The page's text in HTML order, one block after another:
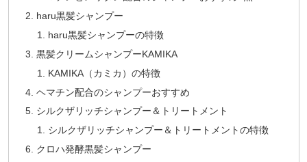
haru黒髪シャンプー
haru黒髪シャンプーの特徴
黒髪クリームシャンプーKAMIKA
KAMIKA（カミカ）の特徴
ヘマチン配合のシャンプーおすすめ
シルクザリッチシャンプー＆トリートメント
シルクザリッチシャンプー＆トリートメントの特徴
クロハ発酵黒髪シャンプー